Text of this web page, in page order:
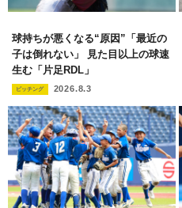
球持ちが悪くなる“原因”「最近の
子は倒れない」 見た目以上の球速
生む「片足RDL」
ピッチング 2026.8.3